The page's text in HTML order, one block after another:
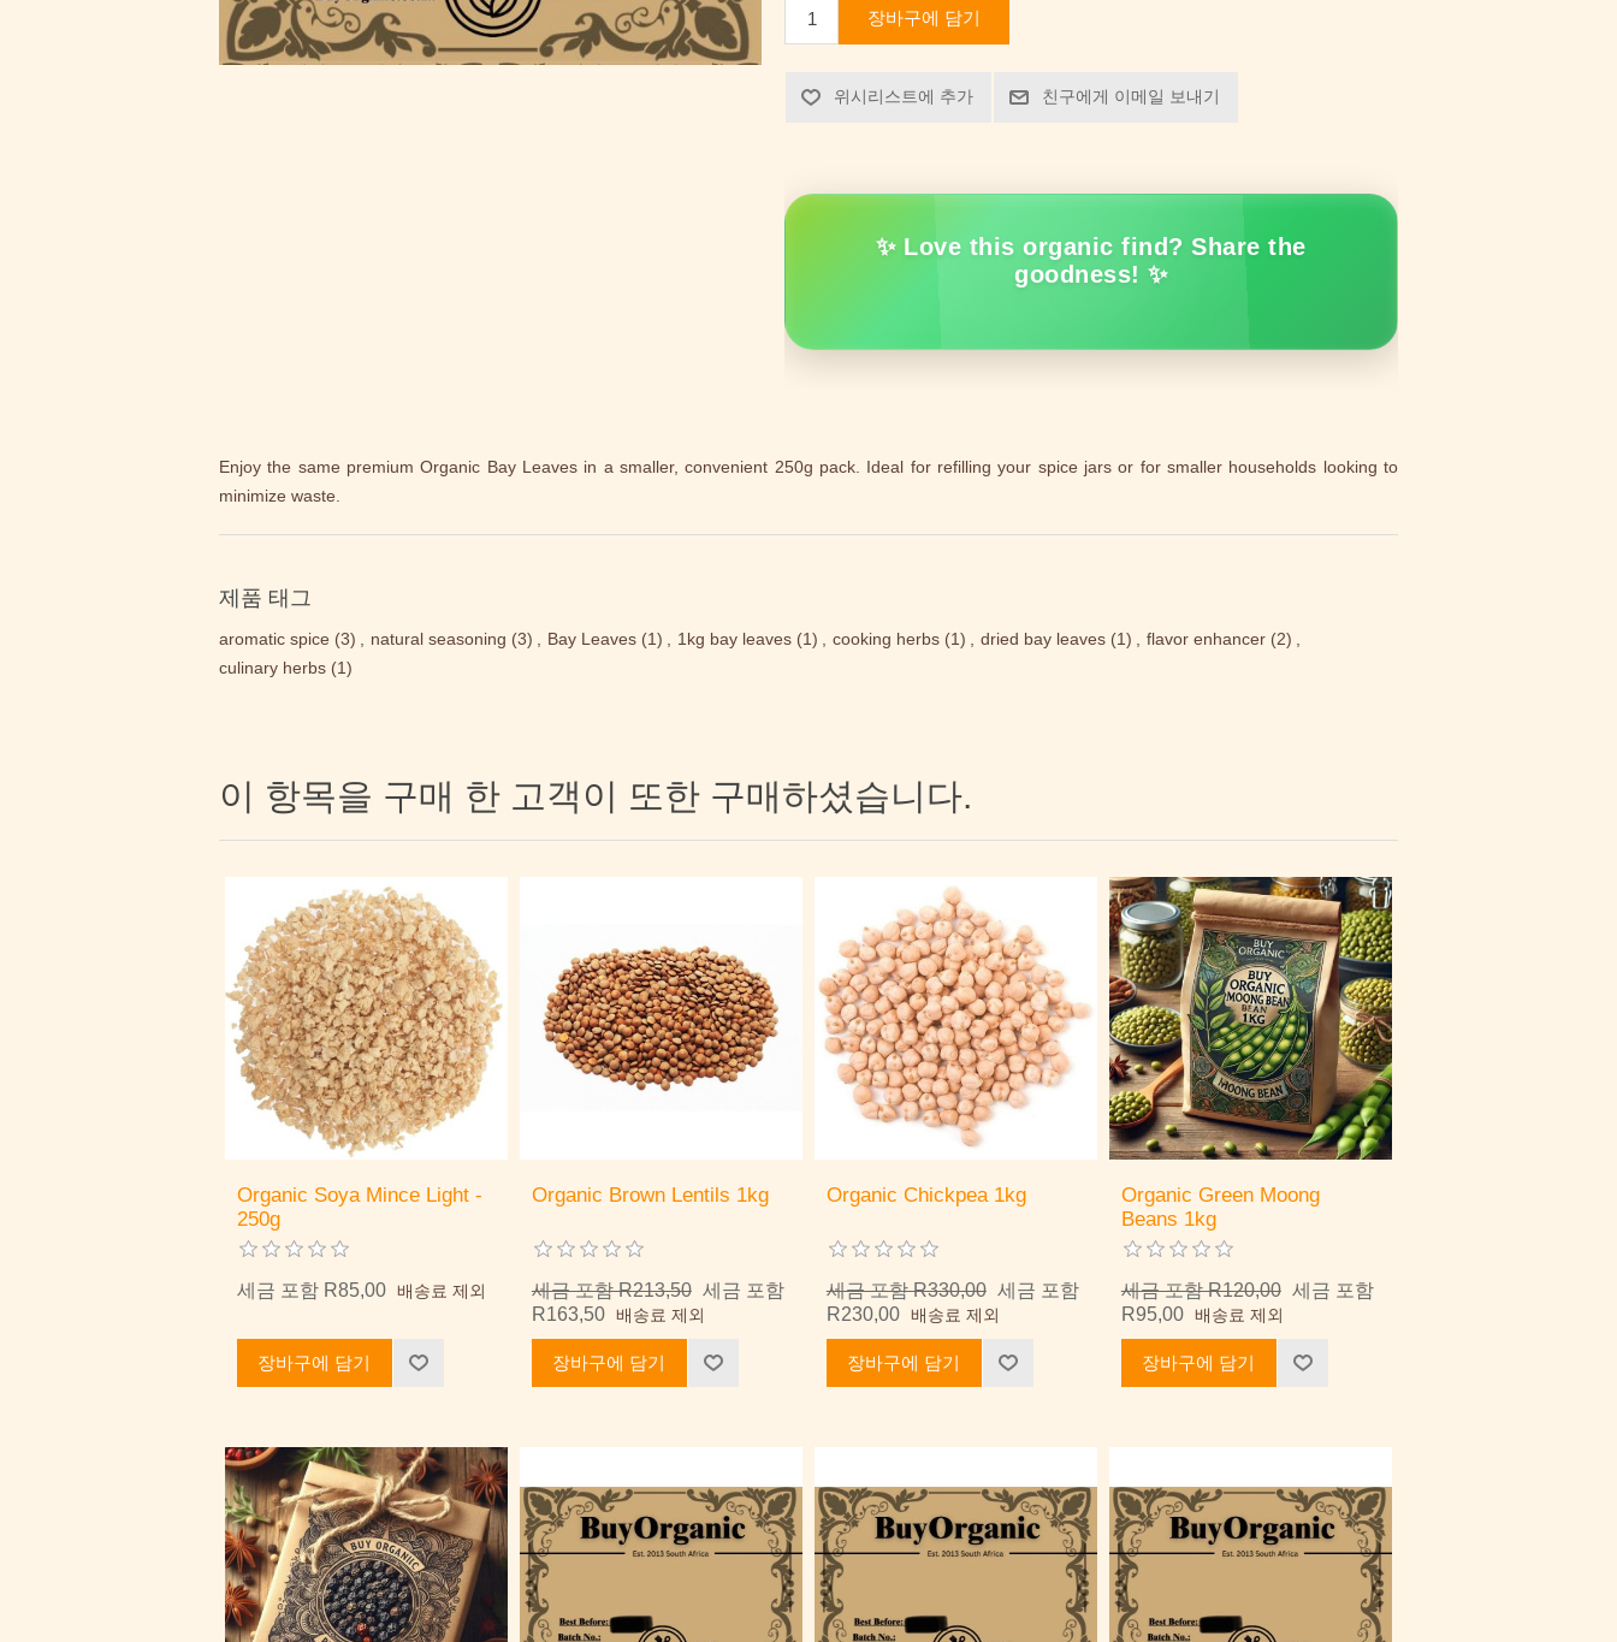
장바구에 담기
위시리스트에 추가 친구에게 이메일 보내기
✨ Love this organic find? Share the
goodness! ✨
Enjoy the same premium Organic Bay Leaves in a smaller, convenient 250g pack. Ideal for refilling your spice jars or for smaller households looking to
minimize waste.
제품 태그
aromatic spice (3) natural seasoning (3) Bay Leaves (1) 1kg bay leaves (1) cooking herbs (1) dried bay leaves (1) flavor enhancer (2)
culinary herbs (1)
이 항목을 구매 한 고객이 또한 구매하셨습니다.
Organic Soya Mince Light -
250g
세금 포함 R85,00 배송료 제외
장바구에 담기
Organic Brown Lentils 1kg
세금 포함 R213,50 세금 포함
R163,50 배송료 제외
장바구에 담기
Organic Chickpea 1kg
세금 포함 R330,00 세금 포함
R230,00 배송료 제외
장바구에 담기
Organic Green Moong
Beans 1kg
세금 포함 R120,00 세금 포함
R95,00 배송료 제외
장바구에 담기